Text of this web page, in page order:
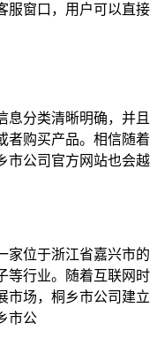
服窗口，用户可以直接
息分类清晰明确，并且
者购买产品。相信随着
市公司官方网站也会越
家位于浙江省嘉兴市的
等行业。随着互联网时
市场，桐乡市公司建立
市公